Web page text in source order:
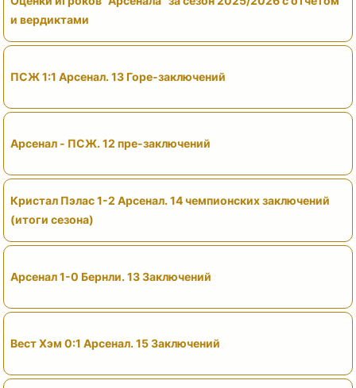
и вердиктами
ПСЖ 1:1 Арсенал. 13 Горе-заключений
Арсенал - ПСЖ. 12 пре-заключений
Кристал Пэлас 1-2 Арсенал. 14 чемпионских заключений
(итоги сезона)
Арсенал 1-0 Бернли. 13 Заключений
Вест Хэм 0:1 Арсенал. 15 Заключений